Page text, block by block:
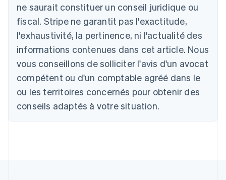
ne saurait constituer un conseil juridique ou
fiscal. Stripe ne garantit pas l'exactitude,
l'exhaustivité, la pertinence, ni l'actualité des
informations contenues dans cet article. Nous
vous conseillons de solliciter l'avis d'un avocat
compétent ou d'un comptable agréé dans le
ou les territoires concernés pour obtenir des
conseils adaptés à votre situation.
Belgique
Nederlands FrançaisDeutsch English
Brésil
PortuguêsEnglish
English
Canada
English Français
Chine continentale
简体中文English
Chypre
Croatie